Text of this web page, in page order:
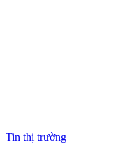
Tin thị trường